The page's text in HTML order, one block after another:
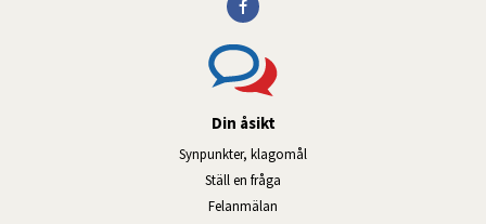
Din åsikt
Synpunkter, klagomål
Ställ en fråga
Felanmälan